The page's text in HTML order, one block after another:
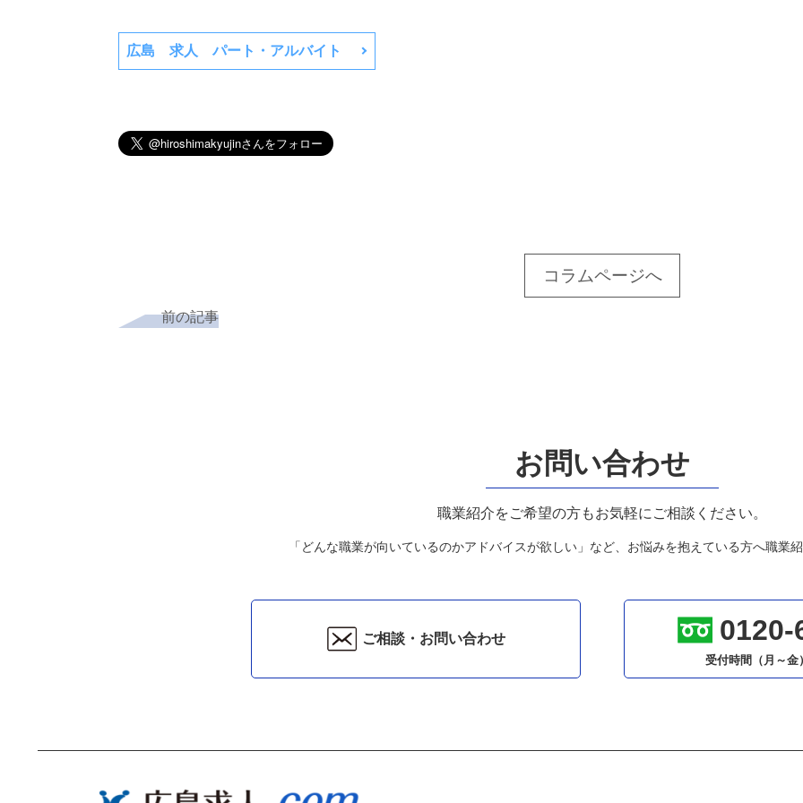
広島 求人 パート・アルバイト
コラムページへ
前の記事
お問い合わせ
職業紹介をご希望の方もお気軽にご相談ください。
「どんな職業が向いているのかアドバイスが欲しい」など、お悩みを抱えている方へ職業
ご相談・お問い合わせ 0120-
受付時間（月～金